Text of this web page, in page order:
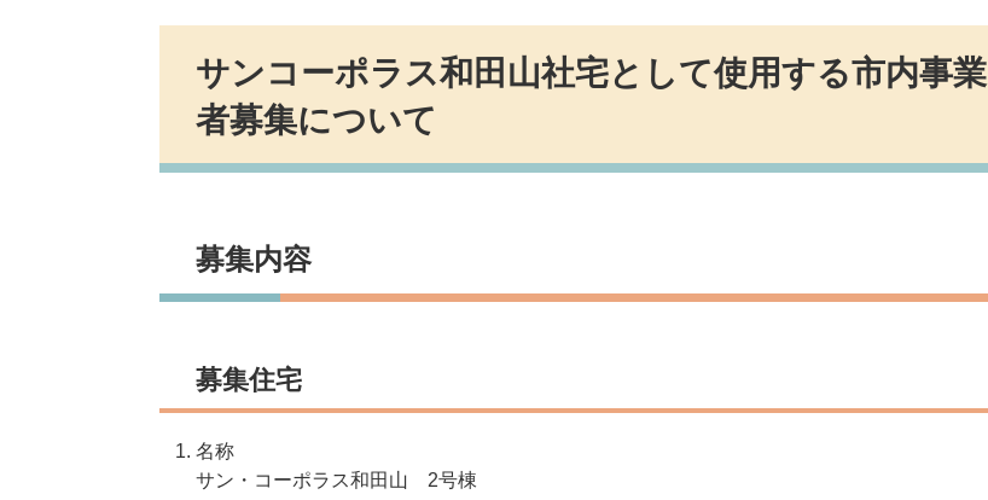
サンコーポラス和田山社宅として使用する市内事業
者募集について
募集内容
募集住宅
名称
サン・コーポラス和田山 2号棟